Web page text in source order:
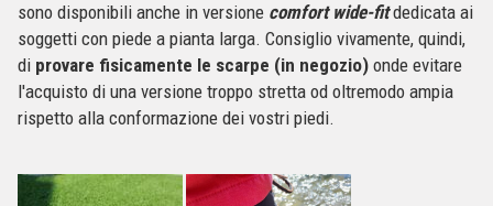
sono disponibili anche in versione comfort wide-fitdedicata ai
soggetti con piede a pianta larga. Consiglio vivamente, quindi,
di provare fisicamente le scarpe (in negozio) onde evitare
l'acquisto di una versione troppo stretta od oltremodo ampia
rispetto alla conformazione dei vostri piedi.